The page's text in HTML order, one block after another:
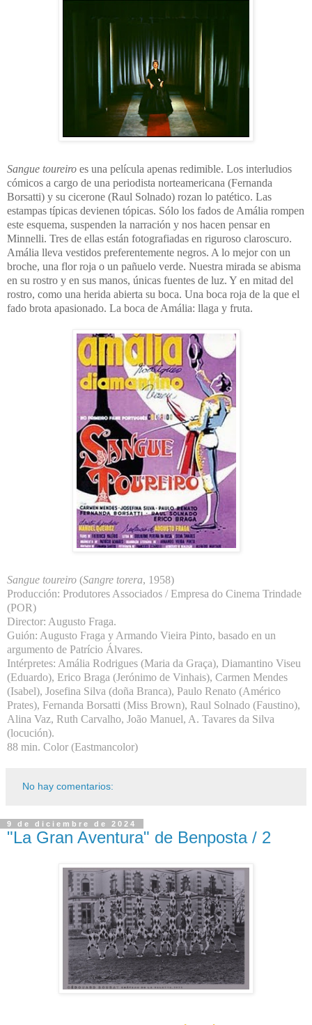
Sangue toureiro es una película apenas redimible. Los interludios
cómicos a cargo de una periodista norteamericana (Fernanda
Borsatti) y su cicerone (Raul Solnado) rozan lo patético. Las
estampas típicas devienen tópicas. Sólo los fados de Amália rompen
este esquema, suspenden la narración y nos hacen pensar en
Minnelli. Tres de ellas están fotografiadas en riguroso claroscuro.
Amália lleva vestidos preferentemente negros. A lo mejor con un
broche, una flor roja o un pañuelo verde. Nuestra mirada se abisma
en su rostro y en sus manos, únicas fuentes de luz. Y en mitad del
rostro, como una herida abierta su boca. Una boca roja de la que el
fado brota apasionado. La boca de Amália: llaga y fruta.
Sangue toureiro (Sangre torera, 1958)
Producción: Produtores Associados / Empresa do Cinema Trindade
(POR)
Director: Augusto Fraga.
Guión: Augusto Fraga y Armando Vieira Pinto, basado en un
argumento de Patrício Álvares.
Intérpretes: Amália Rodrigues (Maria da Graça), Diamantino Viseu
(Eduardo), Erico Braga (Jerónimo de Vinhais), Carmen Mendes
(Isabel), Josefina Silva (doña Branca), Paulo Renato (Américo
Prates), Fernanda Borsatti (Miss Brown), Raul Solnado (Faustino),
Alina Vaz, Ruth Carvalho, João Manuel, A. Tavares da Silva
(locución).
88 min. Color (Eastmancolor)
No hay comentarios:
9 de diciembre de 2024
"La Gran Aventura" de Benposta / 2